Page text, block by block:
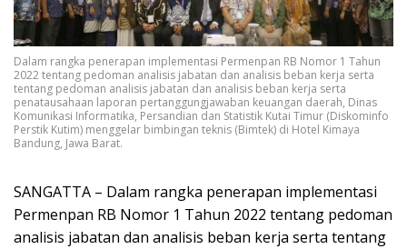
Dalam rangka penerapan implementasi Permenpan RB Nomor 1 Tahun
2022 tentang pedoman analisis jabatan dan analisis beban kerja serta
tentang pedoman analisis jabatan dan analisis beban kerja serta
penatausahaan laporan pertanggungjawaban keuangan daerah, Dinas
Komunikasi Informatika, Persandian dan Statistik Kutai Timur (Diskominfo
Perstik Kutim) menggelar bimbingan teknis (Bimtek) di Hotel Kimaya
Bandung, Jawa Barat.
SANGATTA – Dalam rangka penerapan implementasi
Permenpan RB Nomor 1 Tahun 2022 tentang pedoman
analisis jabatan dan analisis beban kerja serta tentang